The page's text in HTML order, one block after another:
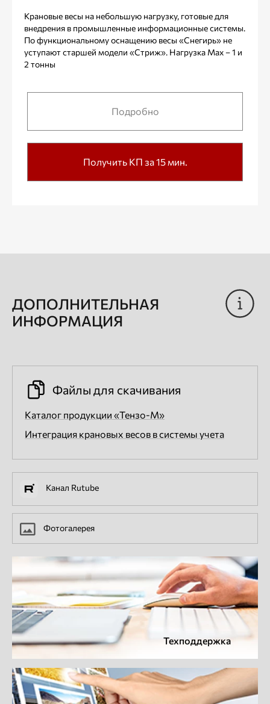
Крановые весы на небольшую нагрузку, готовые для
внедрения в промышленные информационные системы.
По функциональному оснащению весы «Снегирь» не
уступают старшей модели «Стриж». Нагрузка Max – 1 и
2 тонны
Подробно
Получить КП за 15 мин.
ДОПОЛНИТЕЛЬНАЯ
ИНФОРМАЦИЯ
Файлы для скачивания
Каталог продукции «Тензо-М»
Интеграция крановых весов в системы учета
Канал Rutube
Фотогалерея
Техподдержка